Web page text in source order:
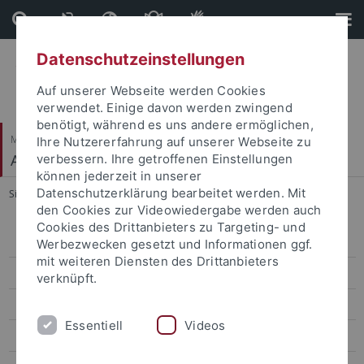
Direkt
zum
Inhalt
Direkt
zur
Fußleiste
Mathematisch-Naturwissenschaftliche Fakultät
Algorithmen der Bioinformatik
Sie sind hier: Startseite ... Group
SeqBi
Group
Oberseminar
Datenschutzeinstellungen
Auf unserer Webseite werden Cookies
verwendet. Einige davon werden zwingend
benötigt, während es uns andere ermöglichen,
Ihre Nutzererfahrung auf unserer Webseite zu
verbessern. Ihre getroffenen Einstellungen
können jederzeit in unserer
Datenschutzerklärung bearbeitet werden. Mit
den Cookies zur Videowiedergabe werden auch
Cookies des Drittanbieters zu Targeting- und
Werbezwecken gesetzt und Informationen ggf.
mit weiteren Diensten des Drittanbieters
verknüpft.
Essentiell Videos